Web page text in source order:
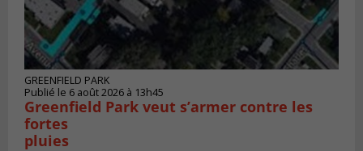
GREENFIELD PARK
Publié le 6 août 2026 à 13h45
Greenfield Park veut s’armer contre les
fortes
pluies